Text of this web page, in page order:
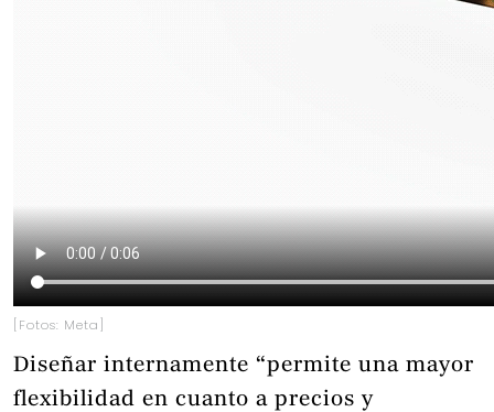
[Fotos: Meta]
Diseñar internamente “permite una mayor
flexibilidad en cuanto a precios y